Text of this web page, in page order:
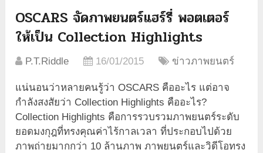
OSCARS จัดภาพยนตร์แฮร์รี่ พอตเตอร์
ให้เป็น Collection Highlights
P.T.Riddle 16/01/2015 ข่าวภาพยนตร์
แน่นอนว่าหลายคนรู้ว่า OSCARS คืออะไร แต่อาจ
กำลังสงสัยว่า Collection Highlights คืออะไร?
Collection Highlights คือการรวบรวมภาพยนตร์ระดับ
ยอดมงกุฎที่ทรงคุณค่าไร้กาลเวลา ที่ประกอบไปด้วย
ภาพถ่ายมากกว่า 10 ล้านภาพ ภาพยนตร์และวิดีโอทรง